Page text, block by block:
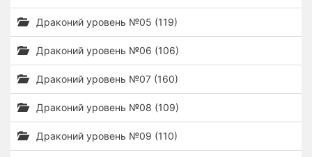
Драконий уровень №05 (119)
Драконий уровень №06 (106)
Драконий уровень №07 (160)
Драконий уровень №08 (109)
Драконий уровень №09 (110)